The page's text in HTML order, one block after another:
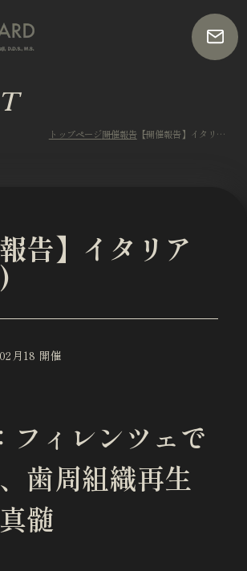
トップページ開催報告 【開催報告】イタリア研修(1)
報告】イタリア
月18 開催
フィレンツェで
歯周組織再生
髄